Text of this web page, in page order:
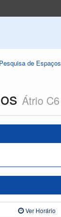
Pesquisa de Espaços
Átrio C6
Ver Horário